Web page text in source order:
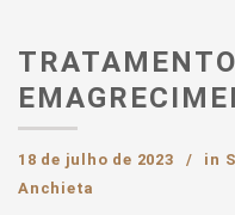
18 de julho de 2023 in
Anchieta